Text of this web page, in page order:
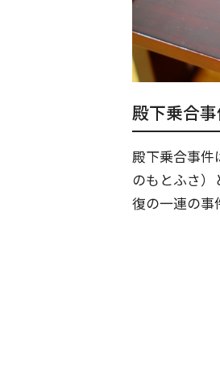
殿下乗合
殿下乗合事件
のもとふさ
復の一連の事